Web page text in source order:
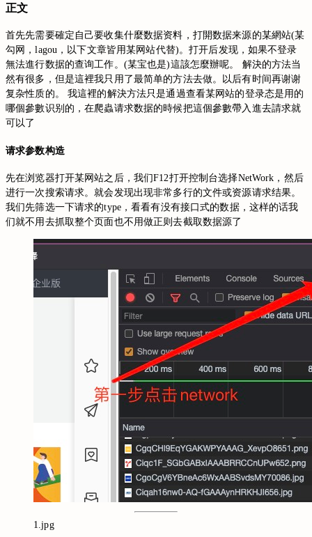
正文
首先先需要確定自己要收集什麼数据资料，打開数据来源的某網站(某
勾网，lagou，以下文章皆用某网站代替)。打开后发现，如果不登录
無法進行数据的查询工作。(某宝也是)這該怎麼辦呢。 解決的方法当
然有很多，但是這裡我只用了最简单的方法去做。以后有时间再谢谢
复杂性质的。 我這裡的解決方法只是通過查看某网站的登录态是用的
哪個參數识别的，在爬蟲请求数据的時候把這個參數帶入進去請求就
可以了
请求参数构造
先在浏览器打开某网站之后，我们F12打开控制台选择NetWork，然后
进行一次搜索请求。就会发现出现非常多行的文件或资源请求结果。
我们先筛选一下请求的type，看看有没有接口式的数据，这样的话我
们就不用去抓取整个页面也不用做正则去截取数据源了
1.jpg